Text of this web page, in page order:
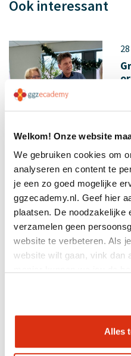
Welkom! Onze website
We gebruiken cookies om
analyseren en content te
je een zo goed mogelijke
ggzecademy.nl. Geef hier
plaatsen. De noodzakelijke
verzamelen geen
website te verbeteren. Als
website wilt gaan, vink dan
Alles
Ook interessant